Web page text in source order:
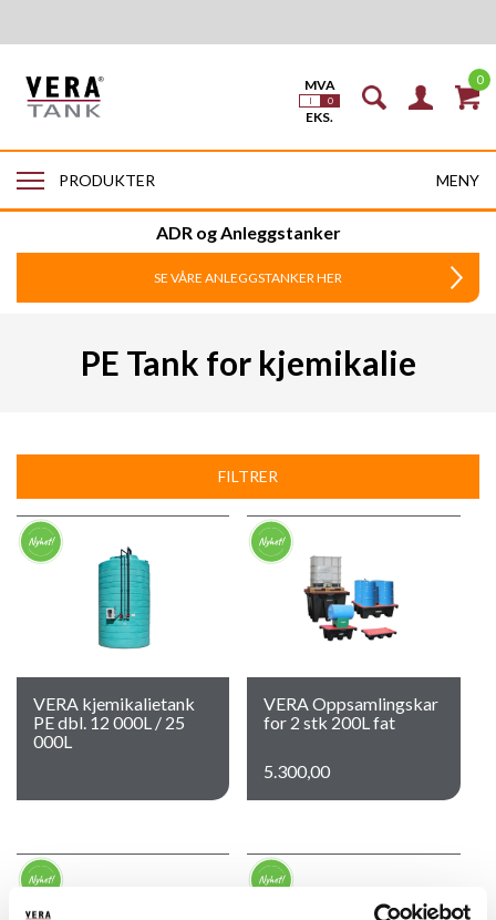
0
PRODUKTER MENY
ADR og Anleggstanker
SE VÅRE ANLEGGSTANKER HER
PE Tank for kjemikalie
FILTRER
VERA kjemikalietank
PE dbl. 12 000L / 25
000L
VERA Oppsamlingskar
for 2 stk 200L fat
5.300,00